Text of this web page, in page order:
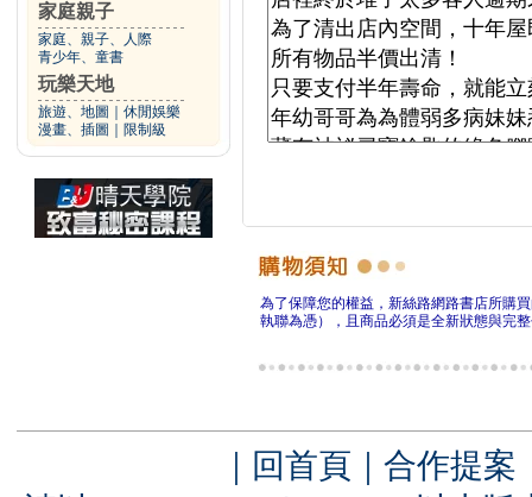
家庭親子
家庭、親子、人際
青少年、童書
玩樂天地
旅遊、地圖
休閒娛樂
漫畫、插圖
限制級
為了保障您的權益，新絲路網路書店所購
執聯為憑），且商品必須是全新狀態與完
｜ 回首頁 ｜ 合作提案